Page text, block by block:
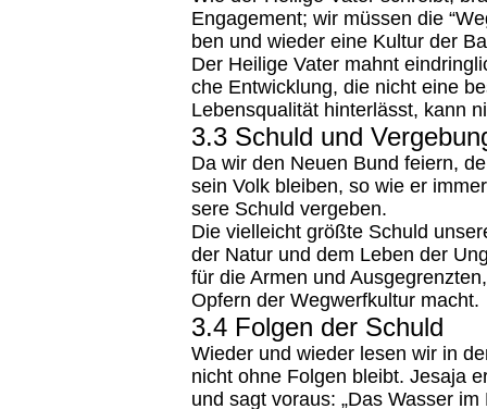
En­ga­ge­ment; wir müs­sen die
ben und wie­der eine Kul­tur der
Der Hei­li­ge Va­ter mahnt
che Ent­wick­lung, die nicht eine
Le­bens­qua­li­tät hin­ter­lässt, kann
3.3 Schuld und
Da wir den Neu­en Bund fei­ern,
sein Volk blei­ben, so wie er
se­re Schuld ver­ge­ben.
Die viel­leicht größ­te Schuld
der Na­tur und dem Leben der
für die Ar­men und
Op­fern der Weg­werf­kul­tur macht.
3.4 Folgen der Schuld
Wie­der und wie­der le­sen wir in
nicht ohne Fol­gen bleibt. Je­sa­ja
und sagt vo­raus: „Das Was­ser